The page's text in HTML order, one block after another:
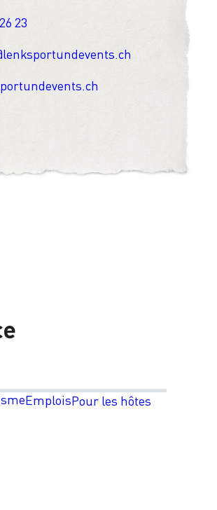
23
EmploisPour les hôtes